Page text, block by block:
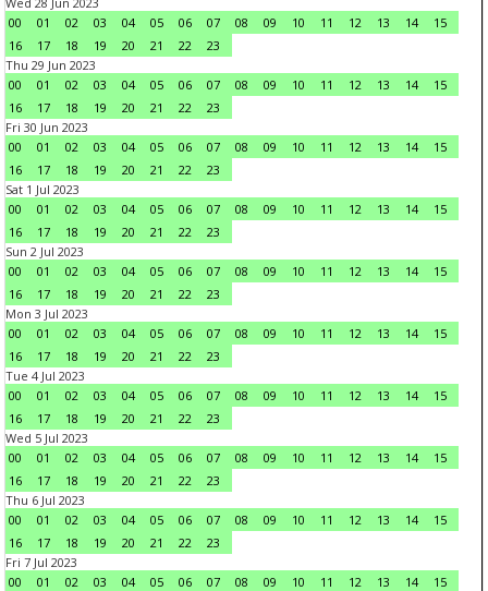
00
01 02 03 04 05 06 07 08 09 10 11 12 13 14
15
16
17 18 19 20 21 22
23
Thu 29 Jun 2023
00
01 02 03 04 05 06 07 08 09 10 11 12 13 14
15
16
17 18 19 20 21 22
23
Fri 30 Jun 2023
00
01 02 03 04 05 06 07 08 09 10 11 12 13 14
15
16
17 18 19 20 21 22
23
Sat 1 Jul 2023
00
01 02 03 04 05 06 07 08 09 10 11 12 13 14
15
16
17 18 19 20 21 22
23
Sun 2 Jul 2023
00
01 02 03 04 05 06 07 08 09 10 11 12 13 14
15
16
17 18 19 20 21 22
23
Mon 3 Jul 2023
00
01 02 03 04 05 06 07 08 09 10 11 12 13 14
15
16
17 18 19 20 21 22
23
Tue 4 Jul 2023
00
01 02 03 04 05 06 07 08 09 10 11 12 13 14
15
16
17 18 19 20 21 22
23
Wed 5 Jul 2023
00
01 02 03 04 05 06 07 08 09 10 11 12 13 14
15
16
17 18 19 20 21 22
23
Thu 6 Jul 2023
00
01 02 03 04 05 06 07 08 09 10 11 12 13 14
15
16
17 18 19 20 21 22
23
Fri 7 Jul 2023
00
01 02 03 04 05 06 07 08 09 10 11 12 13 14
15